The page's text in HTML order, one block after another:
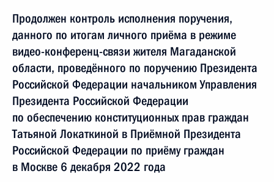
Продолжен контроль исполнения поручения,
данного по итогам личного приёма в режиме
видео-конференц-связи жителя Магаданской
области, проведённого по поручению Президента
Российской Федерации начальником Управления
Президента Российской Федерации
по обеспечению конституционных прав граждан
Татьяной Локаткиной в Приёмной Президента
Российской Федерации по приёму граждан
в Москве 6 декабря 2022 года